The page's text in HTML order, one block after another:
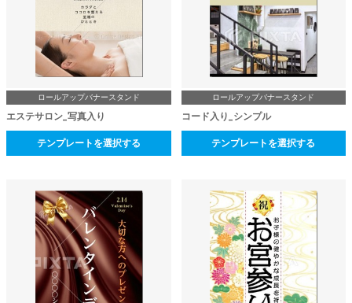
ロールアップバナースタンド
エステサロン_写真入り
テンプレートを選択する
ロールアップバナースタンド
コード入り_シンプル
テンプレートを選択する